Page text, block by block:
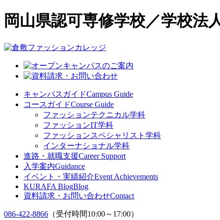
岡山県認可専修学校／学校法
キャンパスガイドCampus Guide
コースガイドCourse Guide
ファッションテクニカル学科
ファッションIT学科
ファッションスペシャリスト学科
インターナショナル学科
進路・就職支援Career Support
入学案内Guidance
イベント・実績紹介Event Achievements
KURAFA BlogBlog
資料請求・お問い合わせContact
086-422-8866 （受付時間10:00～17:00）